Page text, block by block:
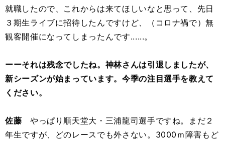
就職したので、これからは来てほしいなと思って、先日
３期生ライブに招待したんですけど、（コロナ禍で）無
観客開催になってしまったんです......。
ーーそれは残念でしたね。神林さんは引退しましたが、
新シーズンが始まっています。今季の注目選手を教えて
ください。
佐藤 やっぱり順天堂大・三浦龍司選手ですね。まだ２
年生ですが、どのレースでも外さない。3000ｍ障害もど